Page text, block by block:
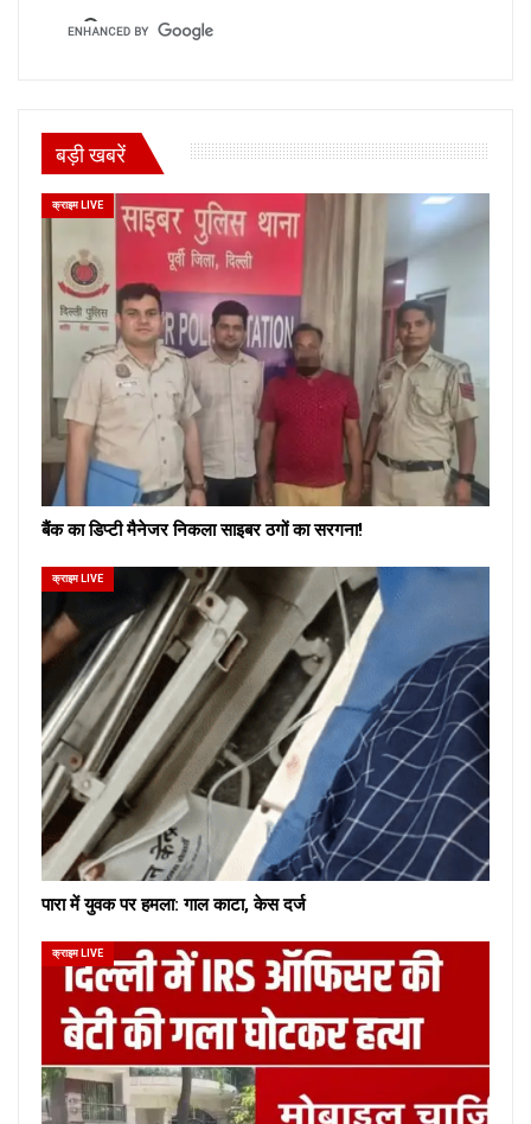
बड़ी खबरें
क्राइम LIVE
बैंक का डिप्टी मैनेजर निकला साइबर ठगों का सरगना!
क्राइम LIVE
पारा में युवक पर हमला: गाल काटा, केस दर्ज
क्राइम LIVE